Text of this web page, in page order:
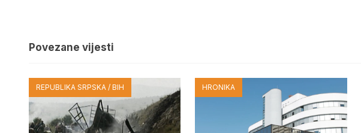
Povezane vijesti
REPUBLIKA SRPSKA / BIH HRONIKA